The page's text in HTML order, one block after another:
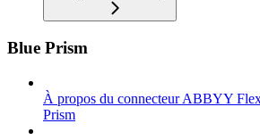
Blue Prism
À propos du connecteur ABBYY
Prism